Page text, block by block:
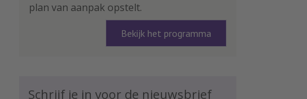
plan van aanpak opstelt.
Bekijk het programma
Schrijf je in voor de nieuwsbrief